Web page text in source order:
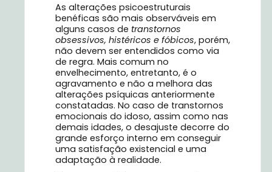
As alterações psicoestruturais
benéficas são mais observáveis em
alguns casos de transtornos
obsessivos, histéricos e fóbicos, porém,
não devem ser entendidos como via
de regra. Mais comum no
envelhecimento, entretanto, é o
agravamento e não a melhora das
alterações psíquicas anteriormente
constatadas. No caso de transtornos
emocionais do idoso, assim como nas
demais idades, o desajuste decorre do
grande esforço interno em conseguir
uma satisfação existencial e uma
adaptação à realidade.